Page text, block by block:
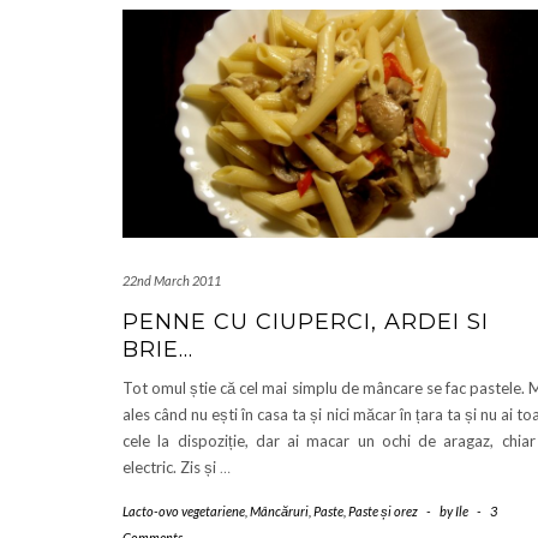
22nd March 2011
PENNE CU CIUPERCI, ARDEI SI
BRIE…
Tot omul știe că cel mai simplu de mâncare se fac pastele.
ales când nu ești în casa ta și nici măcar în țara ta și nu ai
cele la dispoziție, dar ai macar un ochi de aragaz,
electric. Zis și …
Lacto-ovo vegetariene Mâncăruri Paste Paste și orez - byIle -
3